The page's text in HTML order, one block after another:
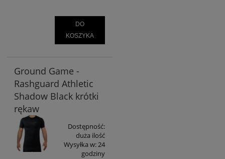
DO
KOSZYKA
Ground Game -
Rashguard Athletic
Shadow Black krótki
rękaw
Dostępność:
duża ilość
Wysyłka w:24
godziny